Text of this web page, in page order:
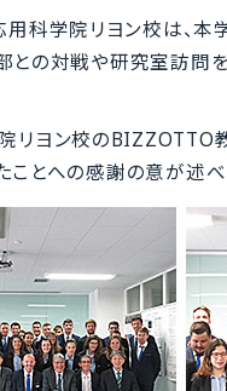
用科学院リヨン校は、
との対戦や研究室訪問
リヨン校のBIZZOTTO
ことへの感謝の意が述べ